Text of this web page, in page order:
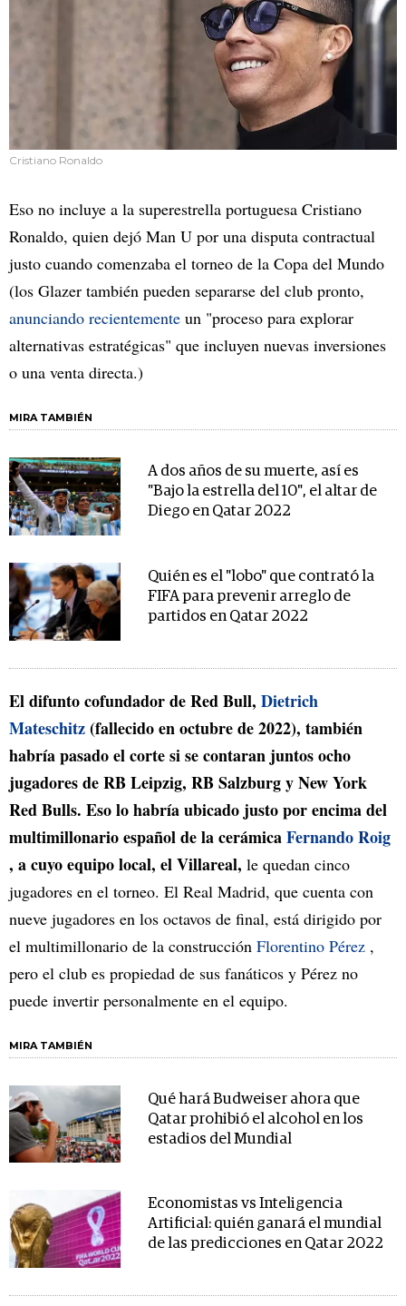
Cristiano Ronaldo
Eso no incluye a la superestrella portuguesa Cristiano
Ronaldo, quien dejó Man U por una disputa contractual
justo cuando comenzaba el torneo de la Copa del Mundo
(los Glazer también pueden separarse del club pronto,
anunciando recientemente un "proceso para explorar
alternativas estratégicas" que incluyen nuevas inversiones
o una venta directa.)
MIRA TAMBIÉN
A dos años de su muerte, así es
"Bajo la estrella del 10", el altar de
Diego en Qatar 2022
Quién es el "lobo" que contrató la
FIFA para prevenir arreglo de
partidos en Qatar 2022
El difunto cofundador de Red Bull, Dietrich
Mateschitz(fallecido en octubre de 2022), también
habría pasado el corte si se contaran juntos ocho
jugadores de RB Leipzig, RB Salzburg y New York
Red Bulls. Eso lo habría ubicado justo por encima del
multimillonario español de la cerámicaFernando Roig
, a cuyo equipo local, el Villareal, le quedan cinco
jugadores en el torneo. El Real Madrid, que cuenta con
nueve jugadores en los octavos de final, está dirigido por
el multimillonario de la construcción Florentino Pérez ,
pero el club es propiedad de sus fanáticos y Pérez no
puede invertir personalmente en el equipo.
MIRA TAMBIÉN
Qué hará Budweiser ahora que
Qatar prohibió el alcohol en los
estadios del Mundial
Economistas vs Inteligencia
Artificial: quién ganará el mundial
de las predicciones en Qatar 2022